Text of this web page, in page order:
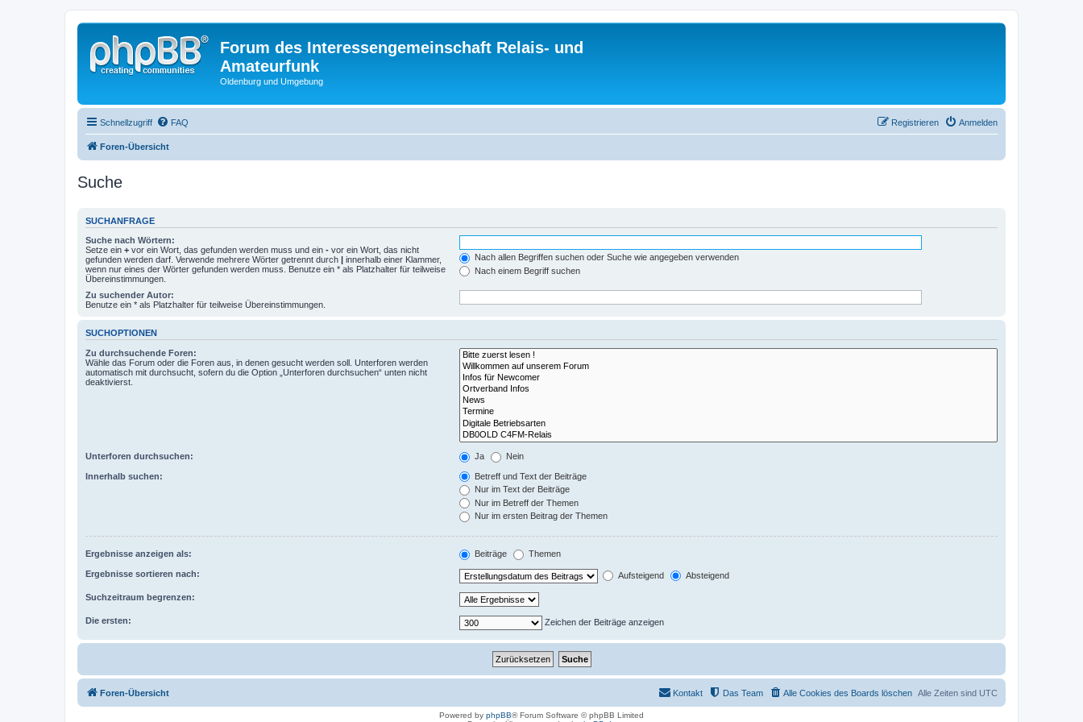
Forum des Interessengemeinschaft Relais- und
Amateurfunk
Oldenburg und Umgebung
Schnellzugriff FAQ Anmelden
Registrieren
Foren-Übersicht
Suche
SUCHANFRAGE
Suche nach Wörtern:
Setze ein + vor ein Wort, das gefunden werden muss und ein - vor ein Wort, das nicht
gefunden werden darf. Verwende mehrere Wörter getrennt durch | innerhalb einer Klammer,
wenn nur eines der Wörter gefunden werden muss. Benutze ein * als Platzhalter für teilweise
Übereinstimmungen.
Nach allen Begriffen suchen oder Suche wie angegeben verwenden
Nach einem Begriff suchen
Zu suchender Autor:
Benutze ein * als Platzhalter für teilweise Übereinstimmungen.
SUCHOPTIONEN
Zu durchsuchende Foren:
Wähle das Forum oder die Foren aus, in denen gesucht werden soll. Unterforen werden
automatisch mit durchsucht, sofern du die Option „Unterforen durchsuchen“ unten nicht
deaktivierst.
Unterforen durchsuchen: Ja Nein
Innerhalb suchen:
Betreff und Text der Beiträge
Nur im Text der Beiträge
Nur im Betreff der Themen
Nur im ersten Beitrag der Themen
Ergebnisse anzeigen als: Beiträge Themen
Ergebnisse sortieren nach: Aufsteigend Absteigend
Suchzeitraum begrenzen:
Die ersten: Zeichen der Beiträge anzeigen
Foren-Übersicht Alle Zeiten sind UTC
Alle Cookies des Boards löschen
Das Team
Kontakt
Powered by phpBB® Forum Software © phpBB Limited